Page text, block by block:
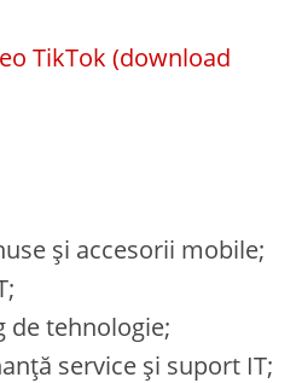
TikTok (download
și accesorii mobile;
de tehnologie;
service și suport IT;